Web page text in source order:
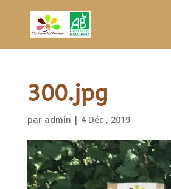
300.jpg
par admin | 4 Déc , 2019